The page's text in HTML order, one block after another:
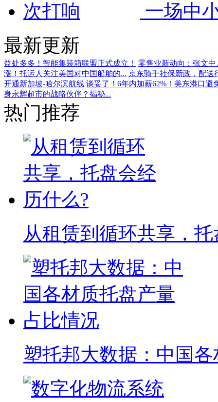
一场中
最新更新
益处多多！智能集装箱联盟正式成立！
零售业新动向：张文
涨！托运人关注美国对中国船舶的... 京东骑手社保新政，配送
开通新加坡-哈尔滨航线 谈妥了！6年内加薪62%！美东港口避
身永辉超市的战略伙伴？揭秘...
热门推荐
从租赁到循环共享，
塑托邦大数据：中国